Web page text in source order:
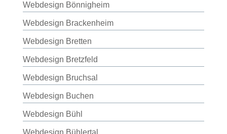
Webdesign Bönnigheim
Webdesign Brackenheim
Webdesign Bretten
Webdesign Bretzfeld
Webdesign Bruchsal
Webdesign Buchen
Webdesign Bühl
Webdesign Bühlertal